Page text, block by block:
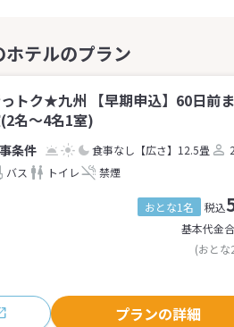
トク★九州 【早期申込】60日前
名～4名1室)
食事なし 【広さ】12.5畳
バス
トイレ 禁煙
おとな1名 税込
基本代金
(おと
プランの詳細